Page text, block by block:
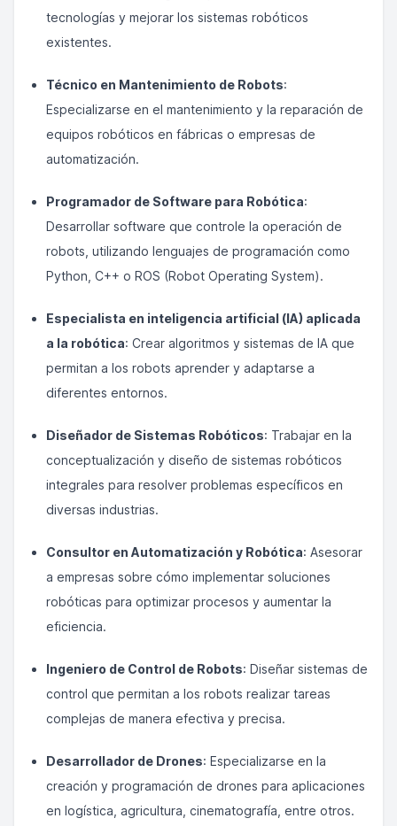
tecnologías y mejorar los sistemas robóticos
existentes.
Técnico en Mantenimiento de Robots:
Especializarse en el mantenimiento y la reparación de
equipos robóticos en fábricas o empresas de
automatización.
Programador de Software para Robótica:
Desarrollar software que controle la operación de
robots, utilizando lenguajes de programación como
Python, C++ o ROS (Robot Operating System).
Especialista en inteligencia artificial (IA) aplicada
a la robótica: Crear algoritmos y sistemas de IA que
permitan a los robots aprender y adaptarse a
diferentes entornos.
Diseñador de Sistemas Robóticos: Trabajar en la
conceptualización y diseño de sistemas robóticos
integrales para resolver problemas específicos en
diversas industrias.
Consultor en Automatización y Robótica: Asesorar
a empresas sobre cómo implementar soluciones
robóticas para optimizar procesos y aumentar la
eficiencia.
Ingeniero de Control de Robots: Diseñar sistemas de
control que permitan a los robots realizar tareas
complejas de manera efectiva y precisa.
Desarrollador de Drones: Especializarse en la
creación y programación de drones para aplicaciones
en logística, agricultura, cinematografía, entre otros.